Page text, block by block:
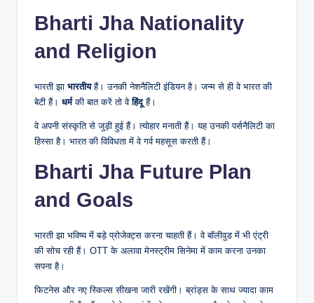
Bharti Jha Nationality
and Religion
भारती झा भारतीयहैं। उनकी नेशनैलिटी इंडियन है। जन्म से ही वे भारत की
बेटी हैं। धर्मकी बात करें तो वेहिंदूहैं।
वे अपनी संस्कृति से जुड़ी हुई हैं। त्योहार मनाती हैं। यह उनकी पर्सनैलिटी का
हिस्सा है। भारत की विविधता में वे गर्व महसूस करती हैं।
Bharti Jha Future Plan
and Goals
भारती झा भविष्य में बड़े प्रोजेक्ट्स करना चाहती हैं। वे बॉलीवुड में भी एंट्री
की सोच रही हैं। OTT के अलावा मेनस्ट्रीम सिनेमा में काम करना उनका
सपना है।
फिटनेस और नए स्किल्स सीखना जारी रखेंगी। ब्रांड्स के साथ ज्यादा काम